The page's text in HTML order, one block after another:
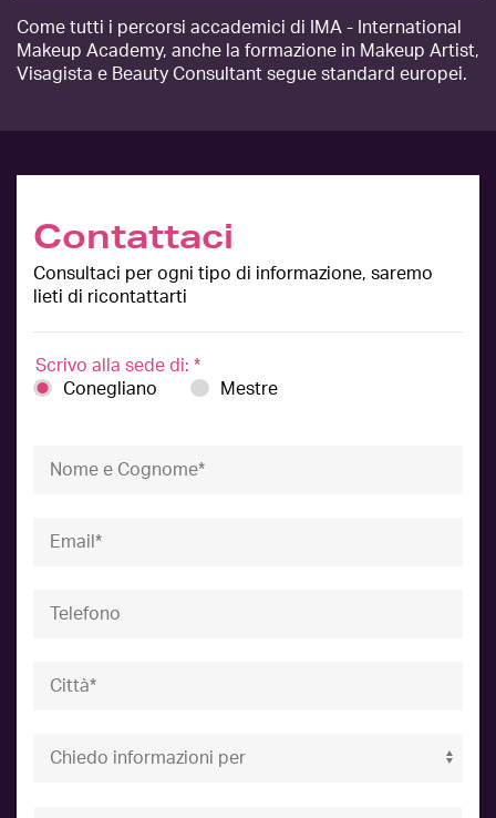
Come tutti i percorsi accademici di IMA - International
Makeup Academy, anche la formazione in Makeup Artist,
Visagista e Beauty Consultant segue standard europei.
Contattaci
Consultaci per ogni tipo di informazione, saremo
lieti di ricontattarti
Scrivo alla sede di: *
Conegliano
Mestre